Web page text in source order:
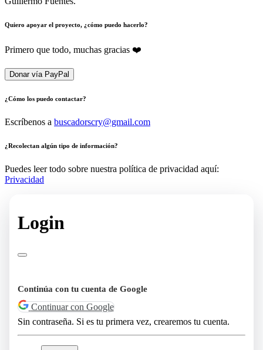
Quiero apoyar el proyecto, ¿cómo puedo hacerlo?
Primero que todo, muchas gracias ❤️
Donar vía PayPal
¿Cómo los puedo contactar?
Escríbenos a buscadorscry@gmail.com
¿Recolectan algún tipo de información?
Puedes leer todo sobre nuestra política de privacidad aquí:
Privacidad
Login
Continúa con tu cuenta de Google
Continuar con Google
Sin contraseña. Si es tu primera vez, crearemos tu cuenta.